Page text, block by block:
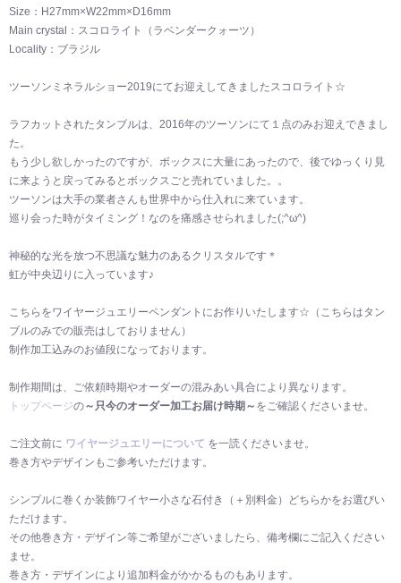
Size：H27mm×W22mm×D16mm
Main crystal：スコロライト（ラベンダークォーツ）
Locality：ブラジル
ツーソンミネラルショー2019にてお迎えしてきましたスコロライト☆
ラフカットされたタンブルは、2016年のツーソンにて１点のみお迎えできまし
た。
もう少し欲しかったのですが、ボックスに大量にあったので、後でゆっくり見
に来ようと戻ってみるとボックスごと売れていました。。
ツーソンは大手の業者さんも世界中から仕入れに来ています。
巡り会った時がタイミング！なのを痛感させられました(;^ω^)
神秘的な光を放つ不思議な魅力のあるクリスタルです＊
虹が中央辺りに入っています♪
こちらをワイヤージュエリーペンダントにお作りいたします☆（こちらはタン
ブルのみでの販売はしておりません）
制作加工込みのお値段になっております。
制作期間は、ご依頼時期やオーダーの混みあい具合により異なります。
トップページの～只今のオーダー加工お届け時期～ をご確認くださいませ。
ご注文前に ワイヤージュエリーについて を一読くださいませ。
巻き方やデザインもご参考いただけます。
シンプルに巻くか装飾ワイヤー小さな石付き（＋別料金）どちらかをお選びい
ただけます。
その他巻き方・デザイン等ご希望がございましたら、備考欄にご記入ください
ませ。
巻き方・デザインにより追加料金がかかるものもあります。